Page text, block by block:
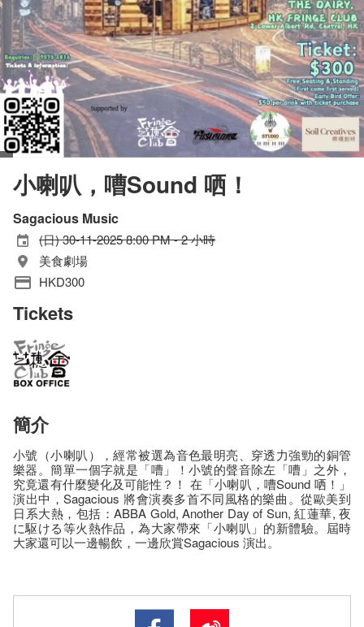
小喇叭，嘈Sound 哂！
Sagacious Music
(日) 30-11-2025 8:00 PM - 2 小時
美食劇場
HKD300
Tickets
簡介
小號（小喇叭），經常被選為音色最明亮、穿透力強勁的銅管
樂器。簡單一個字就是「嘈」！小號的聲音除左「嘈」之外，
究竟還有什麼變化及可能性？！ 在「小喇叭，嘈Sound 哂！」
演出中，Sagacious 將會演奏多首不同風格的樂曲。從歐美到
日系大熱，包括：ABBA Gold, Another Day of Sun, 紅蓮華, 夜
に駆ける等火熱作品，為大家帶來「小喇叭」的新體驗。屆時
大家還可以一邊暢飲，一邊欣賞Sagacious 演出。